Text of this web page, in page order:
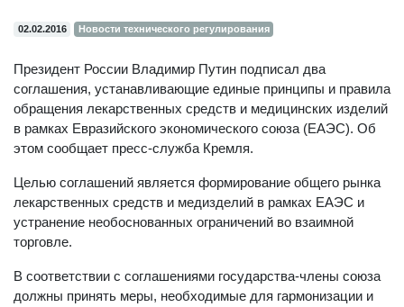
02.02.2016 Новости технического регулирования
Президент России Владимир Путин подписал два
соглашения, устанавливающие единые принципы и правила
обращения лекарственных средств и медицинских изделий
в рамках Евразийского экономического союза (ЕАЭС). Об
этом сообщает пресс-служба Кремля.
Целью соглашений является формирование общего рынка
лекарственных средств и медизделий в рамках ЕАЭС и
устранение необоснованных ограничений во взаимной
торговле.
В соответствии с соглашениями государства-члены союза
должны принять меры, необходимые для гармонизации и